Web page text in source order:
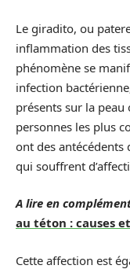
Le giradito, ou
inflammation des
phénomène se
infection
présents sur la peau
personnes les plus
ont des antécédents
qui souffrent
A lire en
au téton : causes
Cette affection est